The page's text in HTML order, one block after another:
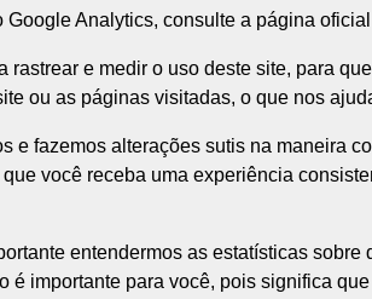
Analytics, consulte a página
e medir o uso deste site, para
ou as páginas visitadas, o que nos
e fazemos alterações sutis na maneira
você receba uma experiência
entendermos as estatísticas
é importante para você, pois significa